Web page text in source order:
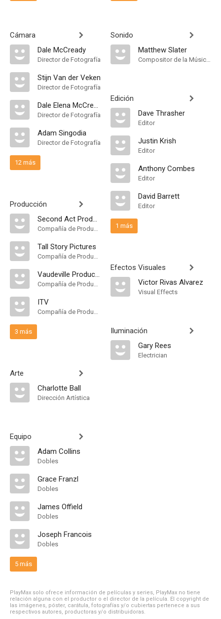
Cámara
Dale McCready
Director de Fotografía
Stijn Van der Veken
Director de Fotografía
Dale Elena McCready
Director de Fotografía
Adam Singodia
Director de Fotografía
12 más
Producción
Second Act Productions
Compañía de Produccion
Tall Story Pictures
Compañía de Produccion
Vaudeville Productions
Compañía de Produccion
ITV
Compañía de Produccion
3 más
Arte
Charlotte Ball
Dirección Artística
Equipo
Adam Collins
Dobles
Grace Franzl
Dobles
James Offield
Dobles
Joseph Francois
Dobles
5 más
Sonido
Matthew Slater
Compositor de la Música Original
Edición
Dave Thrasher
Editor
Justin Krish
Editor
Anthony Combes
Editor
David Barrett
Editor
1 más
Efectos Visuales
Victor Rivas Alvarez
Visual Effects
Iluminación
Gary Rees
Electrician
PlayMax solo ofrece información de películas y series, PlayMax no tiene
relación alguna con el productor o el director de la película. El copyright de
las imágenes, póster, carátula, fotografías y/o cubiertas pertenece a sus
respectivos autores, productoras y/o distribuidoras.